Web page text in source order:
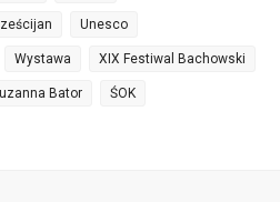
Unesco
Wystawa XIX Festiwal Bachowski
Bator ŚOK